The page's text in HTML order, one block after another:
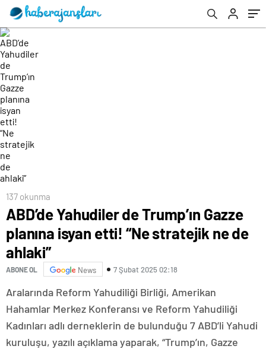
137 okunma
ABD’de Yahudiler de Trump’ın Gazze
planına isyan etti! “Ne stratejik ne de
ahlaki”
ABONE OL News 7 Şubat 2025 02:18
Aralarında Reform Yahudiliği Birliği, Amerikan
Hahamlar Merkez Konferansı ve Reform Yahudiliği
Kadınları adlı derneklerin de bulunduğu 7 ABD’li Yahudi
kuruluşu, yazılı açıklama yaparak, “Trump’ın, Gazze